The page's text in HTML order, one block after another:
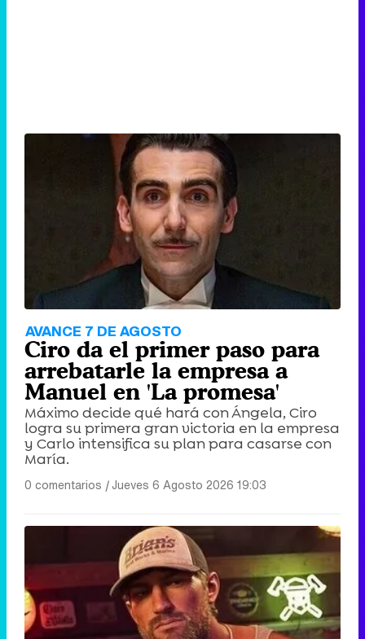
AVANCE 7 DE AGOSTO
Ciro da el primer paso para
arrebatarle la empresa a
Manuel en 'La promesa'
Máximo decide qué hará con Ángela, Ciro
logra su primera gran victoria en la empresa
y Carlo intensifica su plan para casarse con
María.
0 comentarios |Jueves 6 Agosto 2026 19:03